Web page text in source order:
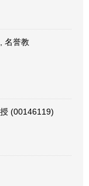
名誉教
(00146119)